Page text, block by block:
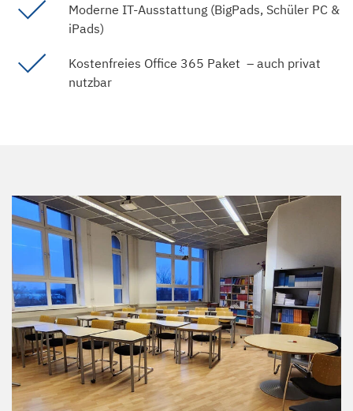
Moderne IT-Ausstattung (BigPads, Schüler PC &
iPads)
Kostenfreies Office 365 Paket – auch privat
nutzbar